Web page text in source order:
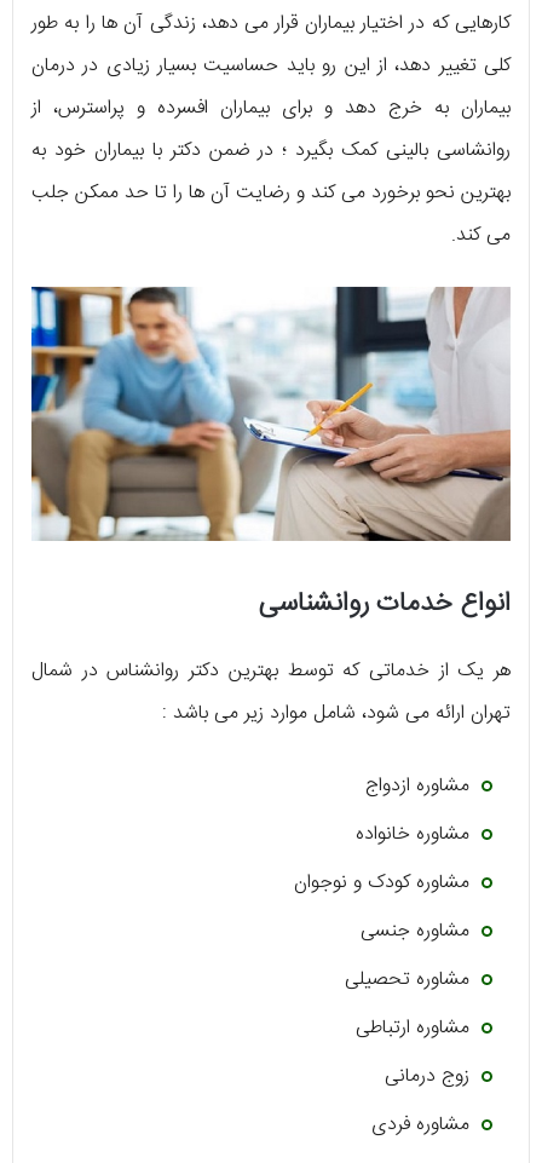
کارهایی که در اختیار بیماران قرار می دهد، زندگی آن ها را به طور
کلی تغییر دهد، از این رو باید حساسیت بسیار زیادی در درمان
بیماران به خرج دهد و برای بیماران افسرده و پراسترس، از
روانشاسی بالینی کمک بگیرد ؛ در ضمن دکتر با بیماران خود به
بهترین نحو برخورد می کند و رضایت آن ها را تا حد ممکن جلب
می کند.
انواع خدمات روانشناسی
هر یک از خدماتی که توسط بهترین دکتر روانشناس در شمال
تهران ارائه می شود، شامل موارد زیر می باشد :
مشاوره ازدواج
مشاوره خانواده
مشاوره کودک و نوجوان
مشاوره جنسی
مشاوره تحصیلی
مشاوره ارتباطی
زوج درمانی
مشاوره فردی